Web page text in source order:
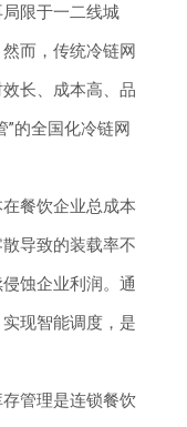
局限于一二线城
而，传统冷链网
长、成本高、品
”的全国化冷链网
在餐饮企业总成本
导致的装载率不
蚀企业利润。通
现智能调度，是
管理是连锁餐饮